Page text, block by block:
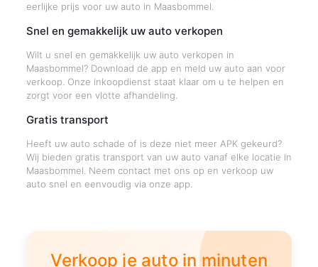
eerlijke prijs voor uw auto in Maasbommel.
Snel en gemakkelijk uw auto verkopen
Wilt u snel en gemakkelijk uw auto verkopen in
Maasbommel? Download de app en meld uw auto aan voor
verkoop. Onze inkoopdienst staat klaar om u te helpen en
zorgt voor een vlotte afhandeling.
Gratis transport
Heeft uw auto schade of is deze niet meer APK gekeurd?
Wij bieden gratis transport van uw auto vanaf elke locatie in
Maasbommel. Neem contact met ons op en verkoop uw
auto snel en eenvoudig via onze app.
Verkoop je auto in minuten